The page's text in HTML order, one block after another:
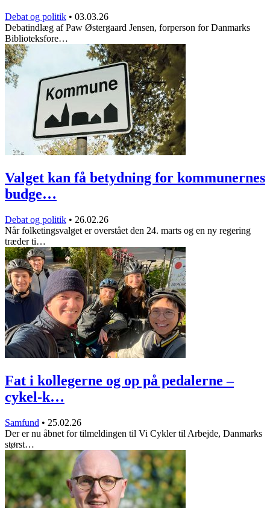
Debat og politik • 03.03.26
Debatindlæg af Paw Østergaard Jensen, forperson for Danmarks
Biblioteksfore…
Valget kan få betydning for kommunernes
budge…
Debat og politik • 26.02.26
Når folketingsvalget er overstået den 24. marts og en ny regering
træder ti…
Fat i kollegerne og op på pedalerne –
cykel-k…
Samfund • 25.02.26
Der er nu åbnet for tilmeldingen til Vi Cykler til Arbejde, Danmarks
størst…